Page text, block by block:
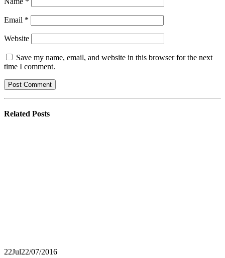
Email *
Website
Save my name, email, and website in this browser for the next
time I comment.
Related Posts
22Jul22/07/2016